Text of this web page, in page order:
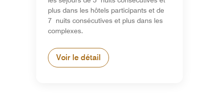
plus dans les hôtels participants et de
7 nuits consécutives et plus dans les
complexes.
Voir le détail